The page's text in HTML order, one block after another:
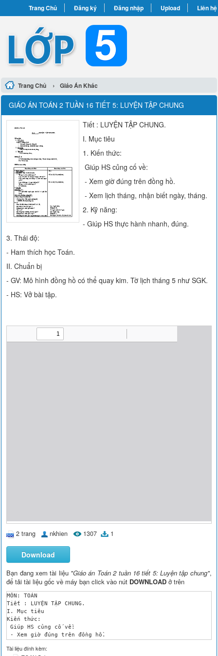
Trang Chủ Đăng ký Đăng nhập Upload Liên hệ
Trang Chủ › Giáo Án Khác
GIÁO ÁN TOÁN 2 TUẦN 16 TIẾT 5: LUYỆN TẬP CHUNG
Tiết : LUYỆN TẬP CHUNG.
I. Mục tiêu
1. Kiến thức:
Giúp HS củng cố về:
- Xem giờ đúng trên đồng hồ.
- Xem lịch tháng, nhận biết ngày, tháng.
2. Kỹ năng:
- Giúp HS thực hành nhanh, đúng.
3. Thái độ:
- Ham thích học Toán.
II. Chuẩn bị
- GV: Mô hình đồng hồ có thể quay kim. Tờ lịch tháng 5 như SGK.
- HS: Vở bài tập.
2 trang nkhien 1307 1
Download
Bạn đang xem tài liệu "Giáo án Toán 2 tuần 16 tiết 5: Luyện tập chung",
để tải tài liệu gốc về máy bạn click vào nút DOWNLOAD ở trên
MÔN: TOÁN
Tiết : LUYỆN TẬP CHUNG.
I. Mục tiêu
Kiến thức:
Giúp HS củng cố về:
- Xem giờ đúng trên đồng hồ.
- Xem lịch tháng, nhận biết ngày, tháng.
Kỹ năng:
Tài liệu đính kèm: